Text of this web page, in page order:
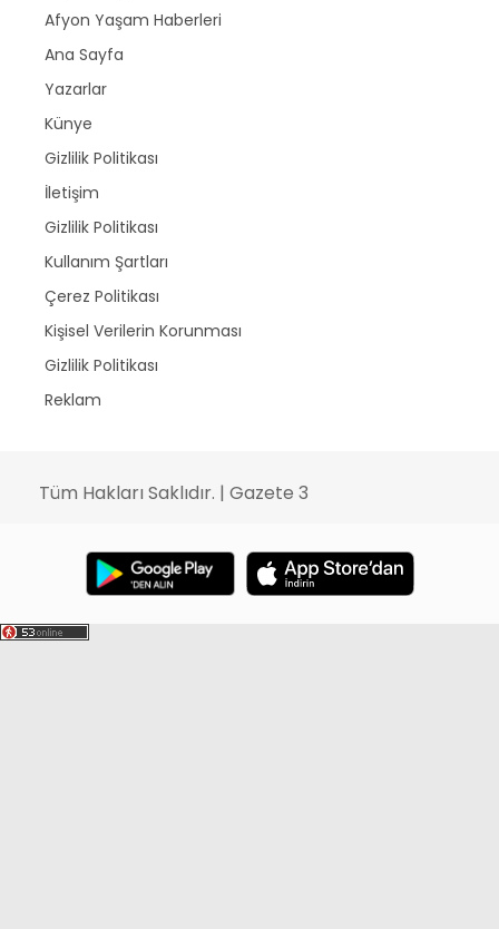
Afyon Yaşam Haberleri
Ana Sayfa
Yazarlar
Künye
Gizlilik Politikası
İletişim
Gizlilik Politikası
Kullanım Şartları
Çerez Politikası
Kişisel Verilerin Korunması
Gizlilik Politikası
Reklam
Tüm Hakları Saklıdır. | Gazete 3